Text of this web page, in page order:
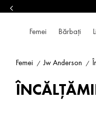
Femei Bărbați
Femei Jw Anderson